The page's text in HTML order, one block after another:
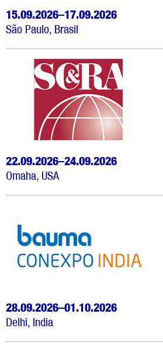
15.09.2026–17.09.2026
São Paulo, Brasil
22.09.2026–24.09.2026
Omaha, USA
28.09.2026–01.10.2026
Delhi, India